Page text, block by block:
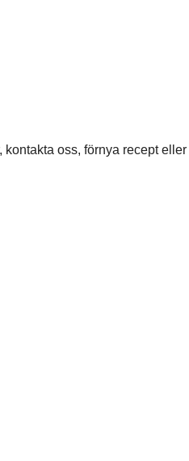
oss, förnya recept